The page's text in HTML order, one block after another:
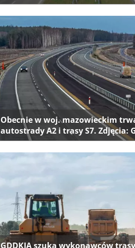
Obecnie w woj. mazowieckim
autostrady A2 i trasy S7. Zdjęcia:
GDDKIA szuka wykonawców